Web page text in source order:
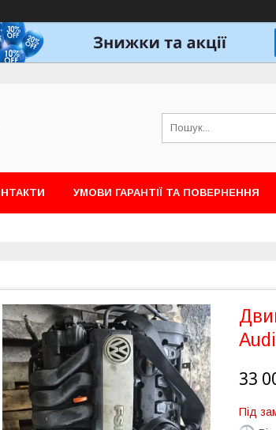
УМОВИ ГАРАНТІЇ ТА ПОВЕРНЕННЯ
33
Під